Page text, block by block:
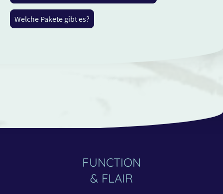
Welche Pakete gibt es?
FUNCTION
& FLAIR